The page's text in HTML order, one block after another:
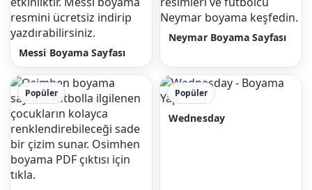
Messi Boyama Sayfası
Neymar Boyama Sayfası
Popüler Popüler
Wednesday